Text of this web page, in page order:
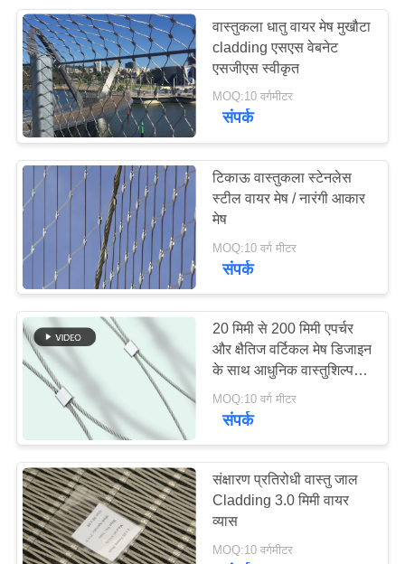
ब्लैक ऑक्साइड वायर
रस्सी
31
तार रस्सी संयंत्र ट्रेल्स
18
वास्तु वायर मेष
वास्तुकला धातु वायर मेष मुखौटा
cladding एसएस वेबनेट
एसजीएस स्वीकृत
MOQ:10 वर्गमीटर
संपर्क
टिकाऊ वास्तुकला स्टेनलेस
स्टील वायर मेष / नारंगी आकार
मेष
MOQ:10 वर्ग मीटर
संपर्क
20 मिमी से 200 मिमी एपर्चर
और क्षैतिज वर्टिकल मेष डिजाइन
के साथ आधुनिक वास्तुशिल्प
वायर मेष
MOQ:10 वर्ग मीटर
संपर्क
संक्षारण प्रतिरोधी वास्तु जाल
Cladding 3.0 मिमी वायर
व्यास
MOQ:10 वर्गमीटर